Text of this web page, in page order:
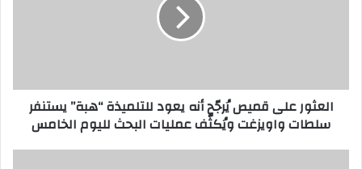
العثور على قميص يُرجّح أنه يعود للتلميذة “هبة” يستنفر
سلطات واويزغت ويُكثّف عمليات البحث لليوم الخامس